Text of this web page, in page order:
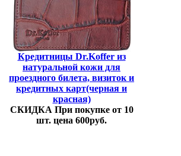
Кредитницы Dr.Koffer из
натуральной кожи для
проездного билета, визиток и
кредитных карт(черная и
красная)
СКИДКА При покупке от 10
шт. цена 600руб.